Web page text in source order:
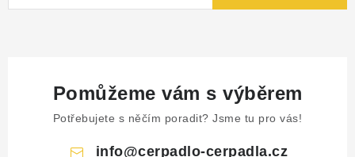
Pomůžeme vám s výběrem
Potřebujete s něčím poradit? Jsme tu pro vás!
info@cerpadlo-cerpadla.cz